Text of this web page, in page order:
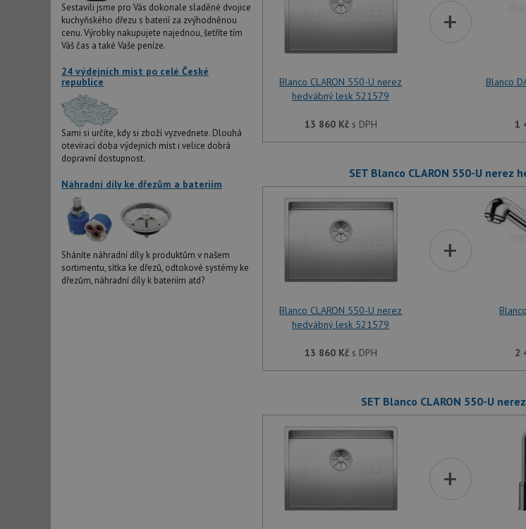
Sestavili jsme pro Vás dokonale sladěné dvojice
kuchyňského dřezu s baterií za zvýhodněnou
cenu. Výrobky nakupujete najednou, šetříte tím
Váš čas a také Vaše peníze.
24 výdejních míst po celé České
republice
Sami si určíte, kdy si zboží vyzvednete. Dlouhá
otevírací doba výdejních míst i velice dobrá
dopravní dostupnost.
Náhradní díly ke dřezům a bateriím
Sháníte náhradní díly k produktům v našem
sortimentu, sítka ke dřezů, odtokové systémy ke
dřezům, náhradní díly k bateriím atd?
Blanco CLARON 550-U nerez
hedvábný lesk 521579
13 860 Kčs DPH
+
Blanco
1
SET Blanco CLARON 550-U nerez
Blanco CLARON 550-U nerez
hedvábný lesk 521579
13 860 Kčs DPH
+
2
SET Blanco CLARON 550-U
+